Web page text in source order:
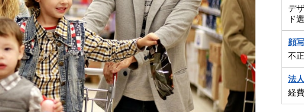
デ
ド
顔
不
法
経